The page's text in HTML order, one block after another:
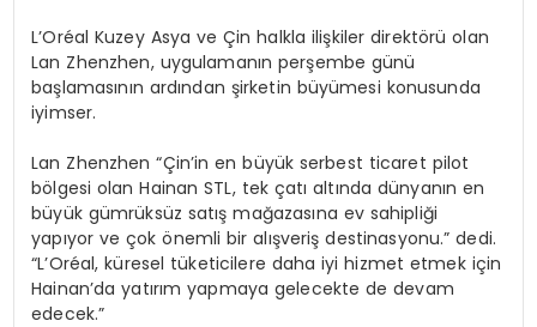
L’Oréal Kuzey Asya ve Çin halkla ilişkiler direktörü olan
Lan Zhenzhen, uygulamanın perşembe günü
başlamasının ardından şirketin büyümesi konusunda
iyimser.
Lan Zhenzhen “Çin’in en büyük serbest ticaret pilot
bölgesi olan Hainan STL, tek çatı altında dünyanın en
büyük gümrüksüz satış mağazasına ev sahipliği
yapıyor ve çok önemli bir alışveriş destinasyonu.” dedi.
“L’Oréal, küresel tüketicilere daha iyi hizmet etmek için
Hainan’da yatırım yapmaya gelecekte de devam
edecek.”